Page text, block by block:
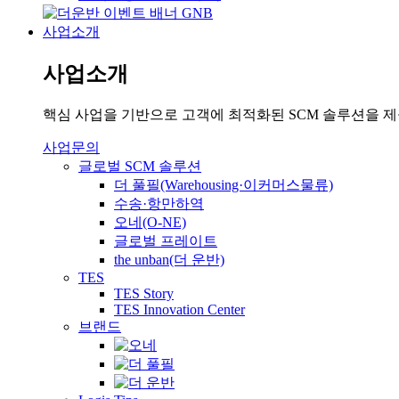
사업소개
사업소개
핵심 사업을 기반으로 고객에 최적화된 SCM 솔루션을
사업문의
글로벌 SCM 솔루션
더 풀필(Warehousing·이커머스물류)
수송·항만하역
오네(O-NE)
글로벌 프레이트
the unban(더 운반)
TES
TES Story
TES Innovation Center
브랜드